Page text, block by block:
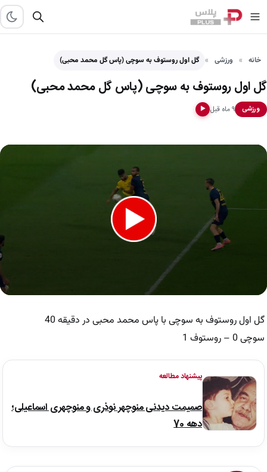
خانه ورزشی گل اول روستوف به سوچی (پاس گل محمد محبی)
گل اول روستوف به سوچی (پاس گل محمد محبی)
ورزشی ۹ ماه قبل ▶
گل اول روستوف به سوچی با پاس محمد محبی در دقیقه 40
سوچی 0 – روستوف 1
پیشنهاد مطالعه
صمیمت دیدنی منوچهر نوذری و منوچهری اسماعیلی؛
دهه 70